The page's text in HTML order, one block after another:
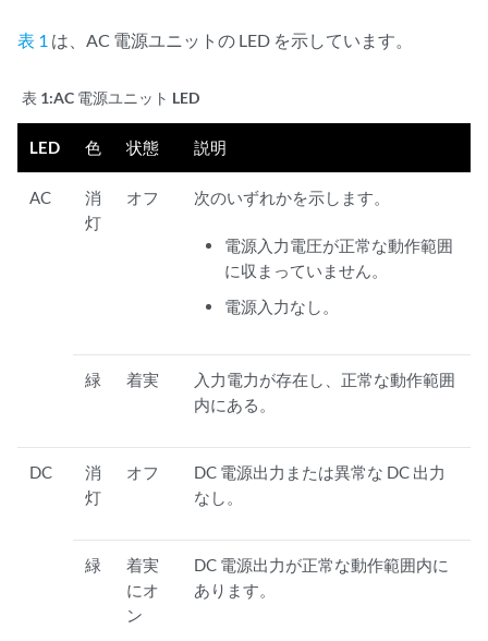
表 1 は、AC 電源ユニットの LED を示しています。
表 1:AC 電源ユニット LED
LED 色 状態 説明
AC
消
灯
オフ 次のいずれかを示します。
電源入力電圧が正常な動作範囲
に収まっていません。
電源入力なし。
緑 着実
入力電力が存在し、正常な動作範囲
内にある。
DC
消
灯
オフ
DC 電源出力または異常な DC 出力
なし。
緑
着実
にオ
ン
DC 電源出力が正常な動作範囲内に
あります。